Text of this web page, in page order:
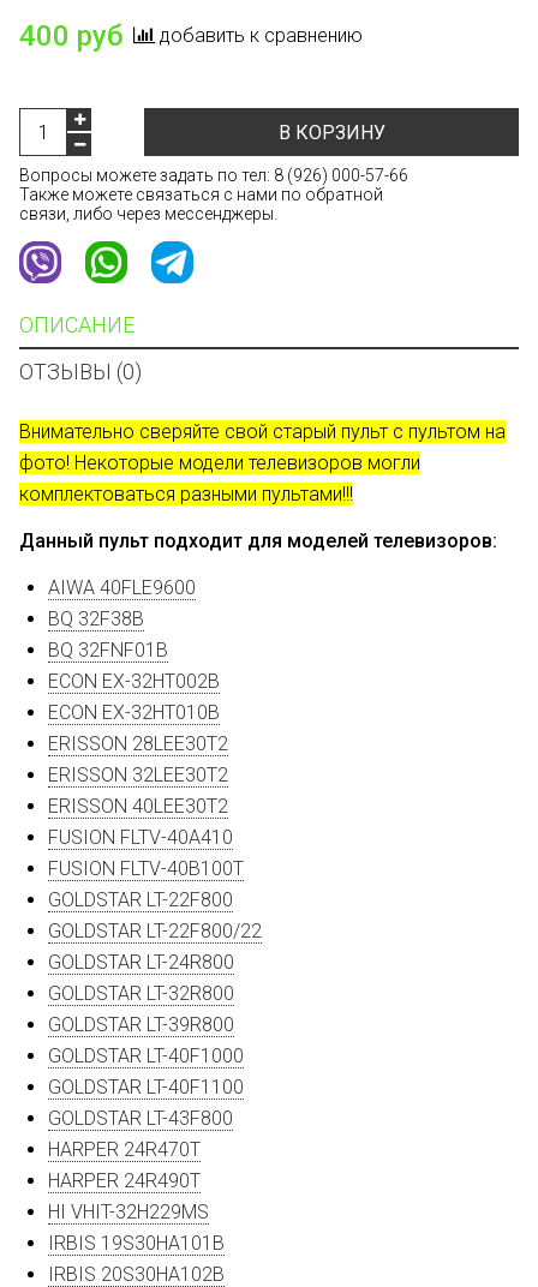
400 руб добавить к сравнению
В КОРЗИНУ
Вопросы можете задать по тел: 8 (926) 000-57-66
Также можете связаться с нами по обратной
связи, либо через мессенджеры.
ОПИСАНИЕ
ОТЗЫВЫ (0)
Внимательно сверяйте свой старый пульт с пультом на
фото! Некоторые модели телевизоров могли
комплектоваться разными пультами!!!
Данный пульт подходит для моделей телевизоров:
AIWA 40FLE9600
BQ 32F38B
BQ 32FNF01B
ECON EX-32HT002B
ECON EX-32HT010B
ERISSON 28LEE30T2
ERISSON 32LEE30T2
ERISSON 40LEE30T2
FUSION FLTV-40A410
FUSION FLTV-40B100T
GOLDSTAR LT-22F800
GOLDSTAR LT-22F800/22
GOLDSTAR LT-24R800
GOLDSTAR LT-32R800
GOLDSTAR LT-39R800
GOLDSTAR LT-40F1000
GOLDSTAR LT-40F1100
GOLDSTAR LT-43F800
HARPER 24R470T
HARPER 24R490T
HI VHIT-32H229MS
IRBIS 19S30HA101B
IRBIS 20S30HA102B